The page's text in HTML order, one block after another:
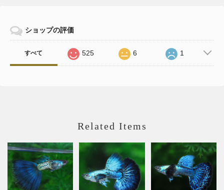
ショップの評価
すべて 525 6 1
Related Items